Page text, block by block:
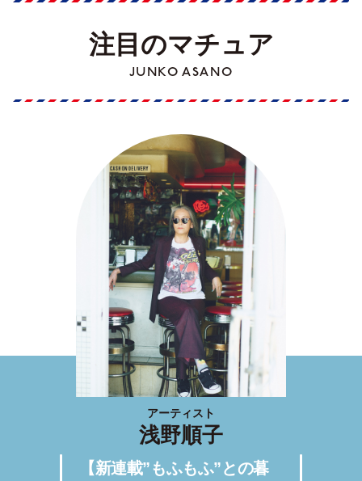
注目のマチュア
JUNKO ASANO
アーティスト
浅野順子
【新連載”もふもふ”との暮